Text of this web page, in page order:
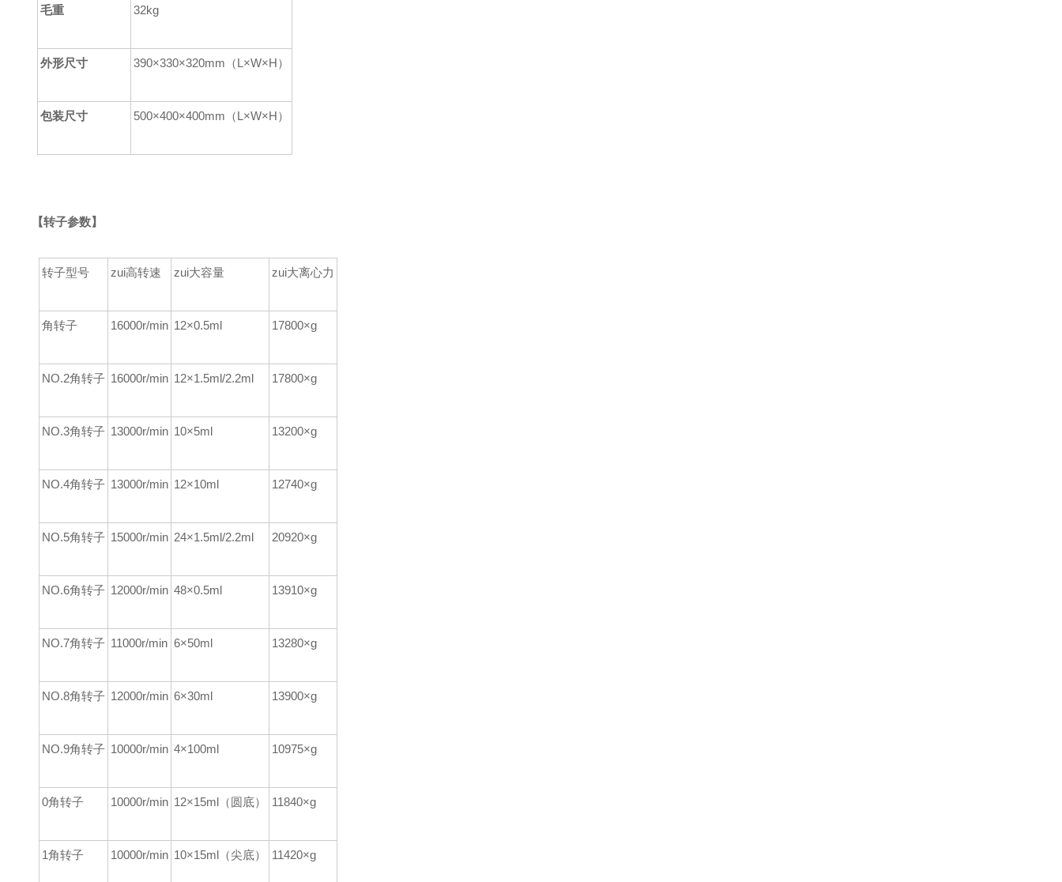
毛重 32kg
外形尺寸 390×330×320mm （L ×W×H）
包装尺寸 500×400×400mm （L ×W×H）
【转子参数】
转子型号 zui高转速 zui大容量 zui大离心力
角转子 16000r/min 12×0.5ml 17800×g
NO.2角转子 16000r/min 12×1.5ml/2.2ml 17800×g
NO.3角转子 13000r/min 10×5ml 13200×g
NO.4角转子 13000r/min 12×10ml 12740×g
NO.5角转子 15000r/min 24×1.5ml/2.2ml 20920×g
NO.6角转子 12000r/min 48×0.5ml 13910×g
NO.7角转子 11000r/min 6×50ml 13280×g
NO.8角转子 12000r/min 6×30ml 13900×g
NO.9角转子 10000r/min 4×100ml 10975×g
0角转子 10000r/min 12×15ml（圆底） 11840×g
1角转子 10000r/min 10×15ml（尖底） 11420×g